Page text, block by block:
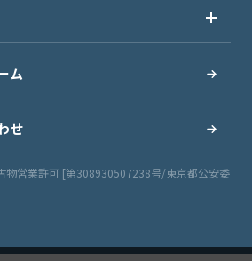
ム
せ
物営業許可 [第308930507238号/東京都公安委